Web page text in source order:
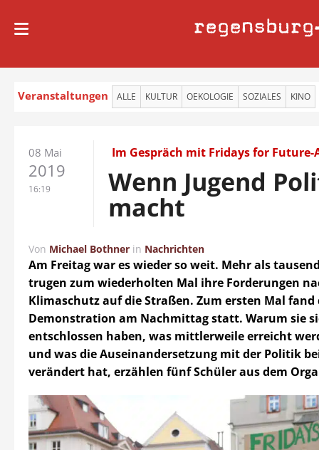
regensburg
Veranstaltungen ALLE KULTUR OEKOLOGIE SOZIALES KINO
08 Mai
2019
16:19
Im Gespräch mit Fridays for
Wenn Jugend
macht
Von Michael Bothner in Nachrichten
Am Freitag war es wieder so weit. Mehr als
trugen zum wiederholten Mal ihre Forderungen
Klimaschutz auf die Straßen. Zum ersten Mal fand
Demonstration am Nachmittag statt. Warum sie
entschlossen haben, was mittlerweile erreicht
und was die Auseinandersetzung mit der Politik
verändert hat, erzählen fünf Schüler aus dem